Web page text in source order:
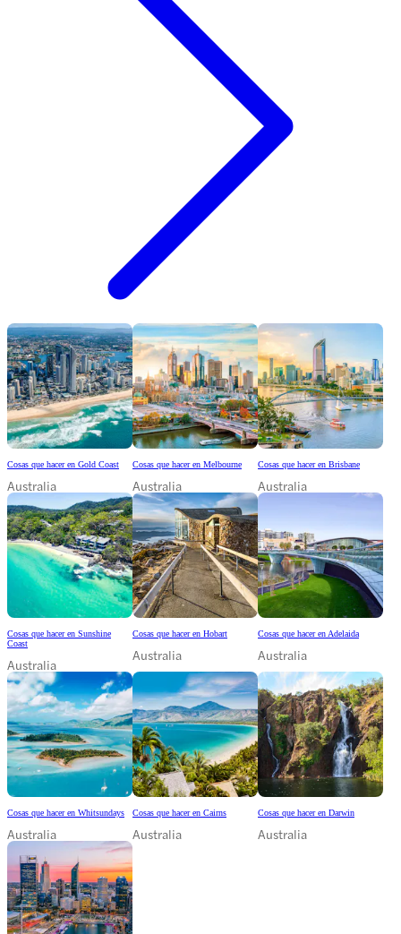
Cosas que hacer en Gold Coast
Australia
Cosas que hacer en Melbourne
Australia
Cosas que hacer en Brisbane
Australia
Cosas que hacer en Sunshine
Coast
Australia
Cosas que hacer en Hobart
Australia
Cosas que hacer en Adelaida
Australia
Cosas que hacer en Whitsundays
Australia
Cosas que hacer en Cairns
Australia
Cosas que hacer en Darwin
Australia